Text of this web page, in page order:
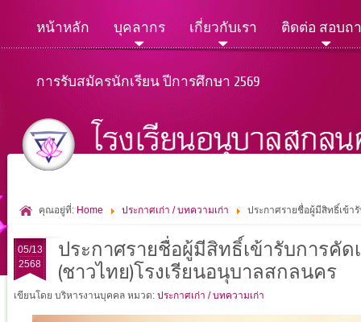
หน้าหลัก บุคลากร เกี่ยวกับเรา ติดต่อ สอบถ
การรับสมัครนักเรียน ปีการศึกษา 2569
คุณอยู่ที่: Home ประกาศเก่า / บทความเก่า ประกาศรายชื่อผู้มีสิทธิ์เข้า
05/13
2568
ประกาศรายชื่อผู้มีสิทธิ์เข้ารับการคั
(ชาวไทย)โรงเรียนอนุบาลสกลนคร
เขียนโดย บริหารงานบุคคล หมวด: ประกาศเก่า / บทความเก่า